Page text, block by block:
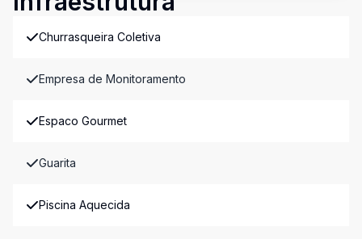
Churrasqueira Coletiva
Empresa de Monitoramento
Espaco Gourmet
Guarita
Piscina Aquecida